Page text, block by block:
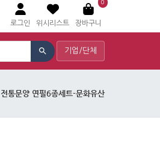
로그인 위시리스트
0
장바구니
기업/단체
전통문양 연필6종세트-문화유산